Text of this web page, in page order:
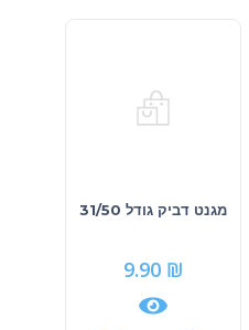
מגנט דביק גודל 31/50
9.90 ₪